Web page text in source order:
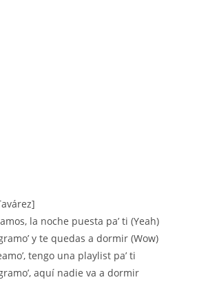
la noche puesta pa’ ti (Yeah)
y te quedas a dormir (Wow)
tengo una playlist pa’ ti
aquí nadie va a dormir